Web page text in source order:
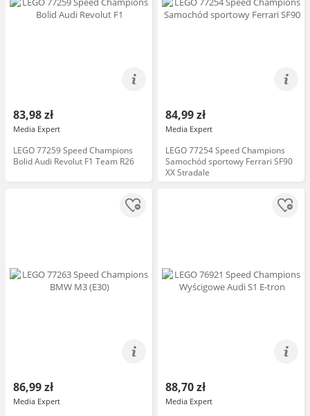
83,98 zł
Media Expert
LEGO 77259 Speed Champions
Bolid Audi Revolut F1 Team R26
84,99 zł
Media Expert
LEGO 77254 Speed Champions
Samochód sportowy Ferrari SF90
XX Stradale
86,99 zł
Media Expert
88,70 zł
Media Expert